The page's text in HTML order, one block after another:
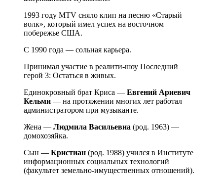
1993 году MTV сняло клип на песню «Старый
волк», который имел успех на восточном
побережье США.
С 1990 года — сольная карьера.
Принимал участие в реалити-шоу Последний
герой 3: Остаться в живых.
Единокровный брат Криса — Евгений Ариевич
Кельми — на протяжении многих лет работал
администратором при музыканте.
Жена — Людмила Васильевна (род. 1963) —
домохозяйка.
Сын — Кристиан (род. 1988) учился в Институте
информационных социальных технологий
(факультет земельно-имущественных отношений).